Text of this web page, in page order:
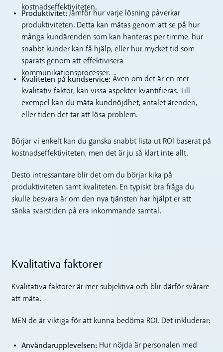
kostnadseffektiviteten.
Produktivitet: Jämför hur varje lösning påverkar
produktiviteten. Detta kan mätas genom att se på hur
många kundärenden som kan hanteras per timme, hur
snabbt kunder kan få hjälp, eller hur mycket tid som
sparats genom att effektivisera
kommunikationsprocesser.
Kvaliteten på kundservice: Även om det är en mer
kvalitativ faktor, kan vissa aspekter kvantifieras. Till
exempel kan du mäta kundnöjdhet, antalet ärenden,
eller tiden det tar att lösa problem.
Börjar vi enkelt kan du ganska snabbt lista ut ROI baserat på
kostnadseffektiviteten, men det är ju så klart inte allt.
Desto intressantare blir det om du börjar kika på
produktiviteten samt kvaliteten. En typiskt bra fråga du
skulle besvara är om den nya tjänsten har hjälpt er att
sänka svarstiden på era inkommande samtal.
Kvalitativa faktorer
Kvalitativa faktorer är mer subjektiva och blir därför svårare
att mäta.
MEN de är viktiga för att kunna bedöma ROI. Det inkluderar:
Användarupplevelsen: Hur nöjda är personalen med